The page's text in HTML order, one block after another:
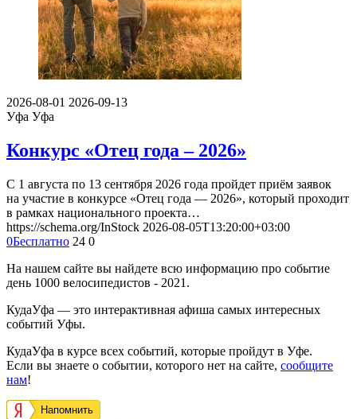
2026-08-01 2026-09-13
Уфа Уфа
Конкурс «Отец года – 2026»
С 1 августа по 13 сентября 2026 года пройдет приём заявок
на участие в конкурсе «Отец года — 2026», который проходит
в рамках национального проекта…
https://schema.org/InStock 2026-08-05T13:20:00+03:00
0Бесплатно 24 0
На нашем сайте вы найдете всю информацию про событие
день 1000 велосипедистов - 2021.
КудаУфа — это интерактивная афиша самых интересных
событий Уфы.
КудаУфа в курсе всех событий, которые пройдут в Уфе.
Если вы знаете о событии, которого нет на сайте, сообщите
нам!
Напомнить